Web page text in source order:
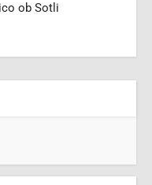
ob Sotli